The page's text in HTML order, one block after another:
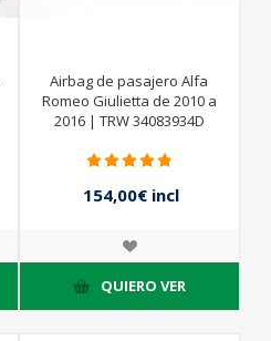
Airbag de pasajero Alfa
Romeo Giulietta de 2010 a
2016 | TRW 34083934D
154,00€ incl
impuestos
QUIERO VER